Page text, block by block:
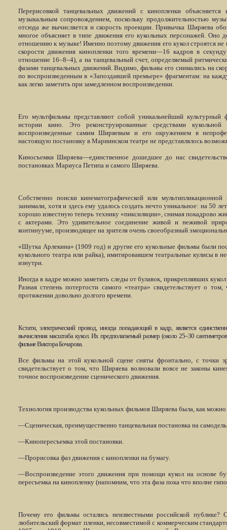
Перерисовкой танцевальных движений с кинопленки
музыкальным сопровождением, поскольку продолжительностью
отсюда же вычисляется и скорость проекции. Привычка Ширяева
многое объясняет в типе движения его кукольных персонажей. Оно
отношению к музыке! Именно поэтому движения его кукол строятся
скорости движения кинопленки того времени—16 кадров в
отношение 16–8–4), а на танцевальный счет, определяемый
фазами танцевальных движений. Видимо, фильмы его снимались на
по воспроизведенным в «Запоздавшей премьере» фрагментам: на
как легко заметить при замедленном воспроизведении.
Его мультфильмы представляют собой уникальнейший
истории кино. Это реконструированные средствами кукольной
воспроизведенные самим Ширяевым и его окружением в
настоящую постановку в Мариинском театре не представлялось
Киносъемки Ширяева—единственное дошедшее до нас
постановках Мариуса Петипа и самого Ширяева.
Собственно поиски кинематографической или
занимали, хотя и здесь ему удалось создать нечто уникальное: на 50
хорошо известную теперь технику «пиксиляции», снимая покадрово
с актерами. Это удивительное соединение живой и неживой
континууме, производящее на зрителя очень своеобразный
«Шутка Арлекина» (1909 год) и другие его кукольные фильмы были
кукольного театра или райка), имитировавшем театральные кулисы в
изнутри.
Иногда в кадре можно заметить следы от булавок, прикреплявших
Разная степень потертости самого «театра» свидетельствует о
протяжении довольно долгого времени.
Кстати, электрический провод, иногда попадающий в кадр, является
вычисления масштаба кукол. Их предполагаемый размер (около 25–30
фильме Виктора Бочарова.
Все фильмы на этой кукольной сцене сняты фронтально, с точки
свидетельствует о том, что Ширяева волновали вовсе не законы
точное воспроизведение сценического движения.
Технология производства кукольных фильмов Ширяева была, как
—Сценическая, преимущественно танцевальная постановка на
—Кинопересъемка этой постановки.
—Прорисовка фаз движения с кинопленки на бумагу.
—Воспроизведение этого движения при помощи кукол на основе
пересъемка на кинопленку (напомним, что эта фаза пока что вполне
Почему его фильмы остались неизвестными российской публике?
любительский формат пленки, несовместимой с коммерческим